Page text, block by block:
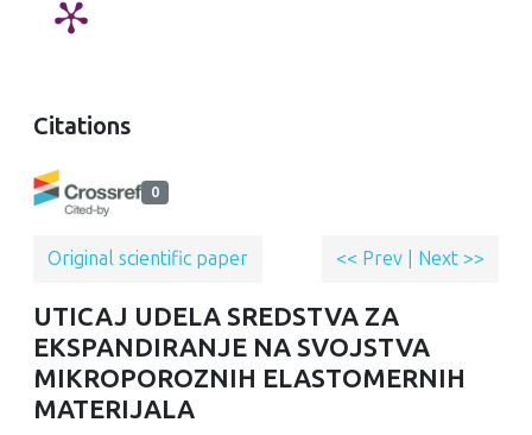
Citations
0
Original scientific paper << Prev Next >>
UTICAJ UDELA SREDSTVA ZA
EKSPANDIRANJE NA SVOJSTVA
MIKROPOROZNIH ELASTOMERNIH
MATERIJALA